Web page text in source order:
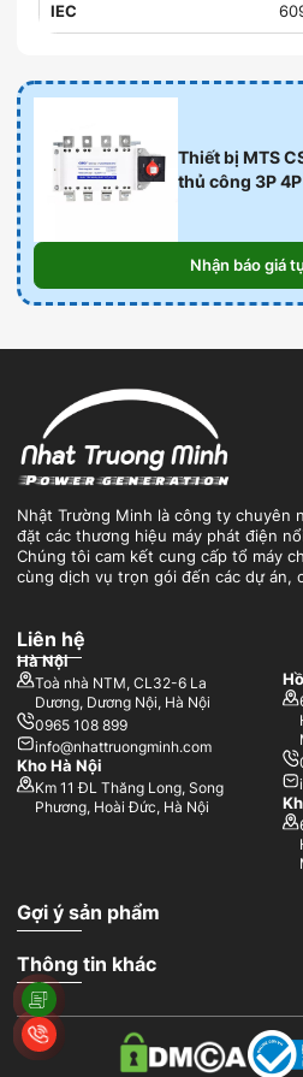
IEC
Thiết bị MTS
thủ công 3P 4P
Nhận báo giá
Nhật Trường Minh là công ty chuyên
đặt các thương hiệu máy phát điện
Chúng tôi cam kết cung cấp tổ máy
cùng dịch vụ trọn gói đến các dự án,
Liên hệ
Hà Nội
Toà nhà NTM, CL32-6 La
Dương, Dương Nội, Hà Nội
0965 108 899
info@nhattruongminh.com
Kho Hà Nội
Km 11 ĐL Thăng Long, Song
Phương, Hoài Đức, Hà Nội
Gợi ý sản phẩm
Thông tin khác